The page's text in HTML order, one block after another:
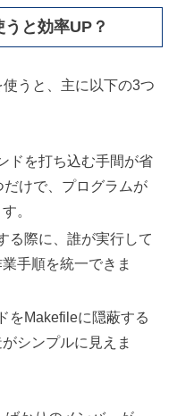
と効率UP？
うと、主に以下の3つ
ドを打ち込む手間が省
けで、プログラムが
。
る際に、誰が実行して
手順を統一できま
をMakefileに隠蔽する
シンプルに見えま